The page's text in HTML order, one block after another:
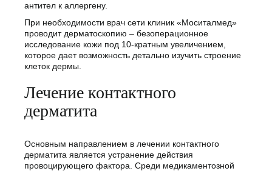
антител к аллергену.
При необходимости врач сети клиник «Моситалмед»
проводит дерматоскопию – безоперационное
исследование кожи под 10-кратным увеличением,
которое дает возможность детально изучить строение
клеток дермы.
Лечение контактного
дерматита
Основным направлением в лечении контактного
дерматита является устранение действия
провоцирующего фактора. Среди медикаментозной